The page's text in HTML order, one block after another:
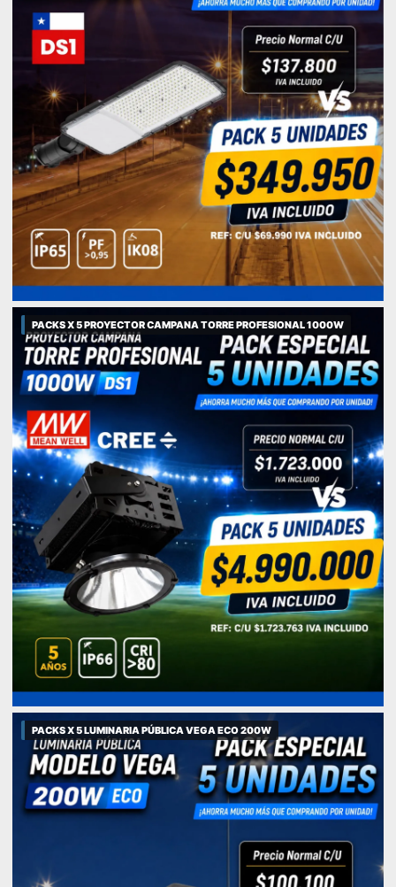
PACKS X 5 PROYECTOR CAMPANA TORRE PROFESIONAL 1000W
PACKS X 5 LUMINARIA PÚBLICA VEGA ECO 200W